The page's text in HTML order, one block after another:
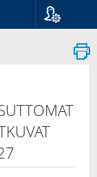
Suomi
Svenska